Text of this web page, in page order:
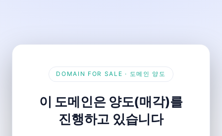
DOMAIN FOR SALE · 도메인 양도
이 도메인은 양도(매각)를
진행하고 있습니다